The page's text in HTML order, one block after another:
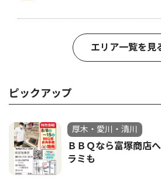
エリア一覧を見
ピックアップ
厚木・愛川・清川
ＢＢＱなら富塚商店
ラミも